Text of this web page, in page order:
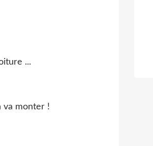
...
va monter !